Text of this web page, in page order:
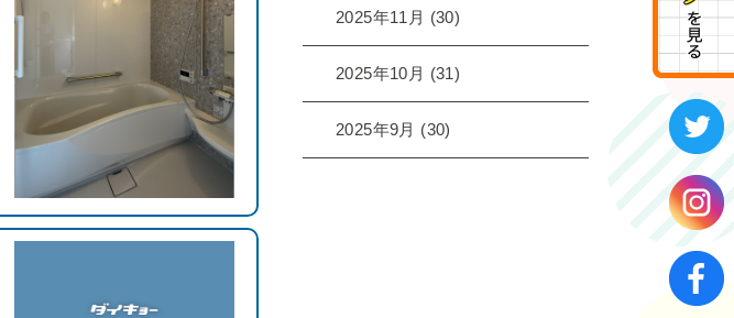
2025年11月 (30)
2025年10月 (31)
2025年9月 (30)